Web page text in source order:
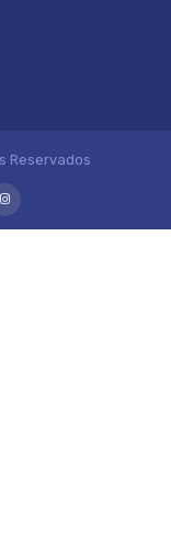
Reservados